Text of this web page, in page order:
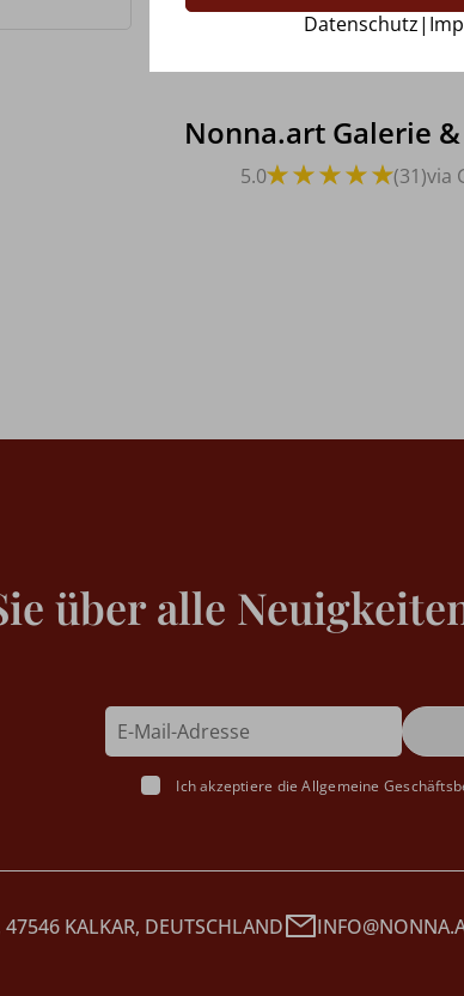
Nonna.art Galerie
5.0 (31)via
Datenschutz|
über alle
Ich akzeptiere dieAllgemeine
KALKAR, DEUTSCHLAND